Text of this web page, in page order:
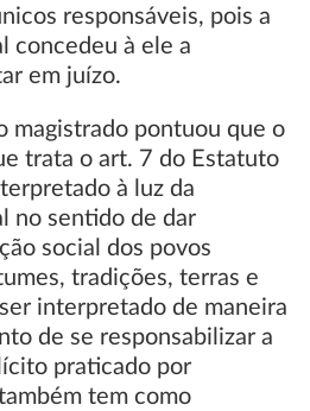
responsáveis, pois a
concedeu à ele a
em juízo.
magistrado pontuou que o
trata o art. 7 do Estatuto
à luz da
no sentido de dar
social dos povos
tradições, terras e
interpretado de maneira
de se responsabilizar a
praticado por
tem como